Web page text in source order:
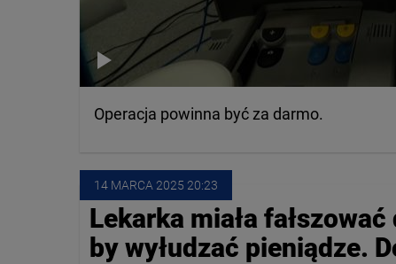
Operacja powinna być za darmo.
Lekarka miała
by wyłudzać pieniądze.
14 MARCA 2025 20:23